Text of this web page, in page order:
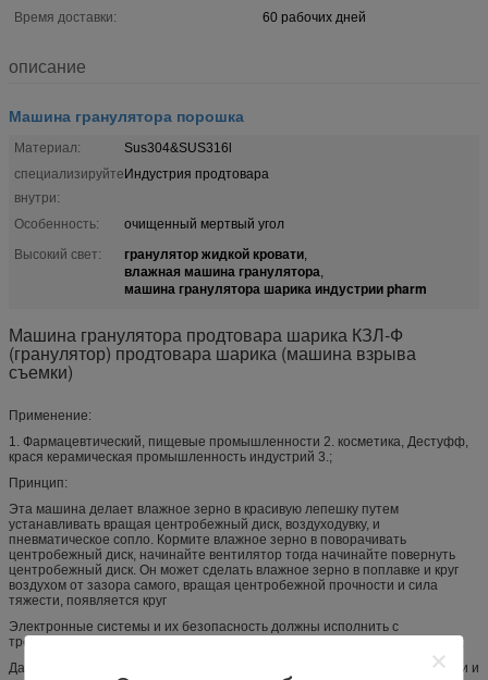
Время доставки:
60 рабочих дней
описание
Машина гранулятора порошка
Материал:
Sus304&SUS316l
специализируйте
внутри:
Индустрия продтовара
Особенность:
очищенный мертвый угол
Высокий свет:
гранулятор жидкой кровати,
влажная машина гранулятора,
машина гранулятора шарика индустрии pharm
Машина гранулятора продтовара шарика КЗЛ-Ф
(гранулятор) продтовара шарика (машина взрыва
съемки)
Применение:
1. Фармацевтический, пищевые промышленности 2. косметика, Дестуфф,
крася керамическая промышленность индустрий 3.;
Принцип:
Эта машина делает влажное зерно в красивую лепешку путем
устанавливать вращая центробежный диск, воздуходувку, и
пневматическое сопло. Кормите влажное зерно в поворачивать
центробежный диск, начинайте вентилятор тогда начинайте повернуть
центробежный диск. Он может сделать влажное зерно в поплавке и круг
воздухом от зазора самого, вращая центробежной прочности и сила
тяжести, появляется круг
Электронные системы и их безопасность должны исполнить с
требованиями установленными в части 11 21 КФР и дополнении 11 ГМП;
Данные следует быть собраны на соотвествующих промежутках времени и